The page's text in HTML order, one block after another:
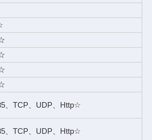
、TCP、UDP、Http☆
、TCP、UDP、Http☆